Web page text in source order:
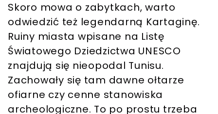
Skoro mowa o zabytkach, warto
odwiedzić też legendarną Kartaginę.
Ruiny miasta wpisane na Listę
Światowego Dziedzictwa UNESCO
znajdują się nieopodal Tunisu.
Zachowały się tam dawne ołtarze
ofiarne czy cenne stanowiska
archeologiczne. To po prostu trzeba